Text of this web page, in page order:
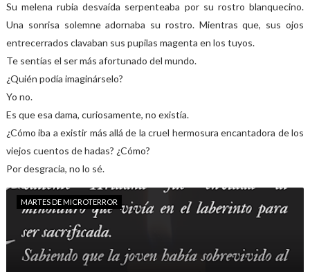
Su melena rubia desvaída serpenteaba por su rostro blanquecino.
Una sonrisa solemne adornaba su rostro. Mientras que, sus ojos
entrecerrados clavaban sus pupilas magenta en los tuyos.
Te sentías el ser más afortunado del mundo.
¿Quién podía imaginárselo?
Yo no.
Es que esa dama, curiosamente, no existía.
¿Cómo iba a existir más allá de la cruel hermosura encantadora de los
viejos cuentos de hadas? ¿Cómo?
Por desgracia, no lo sé.
MARTES DE MICROTERROR